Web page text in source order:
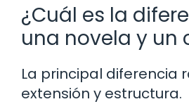
¿Cuál es la
una novela y un
La principal diferencia
extensión y estructura.